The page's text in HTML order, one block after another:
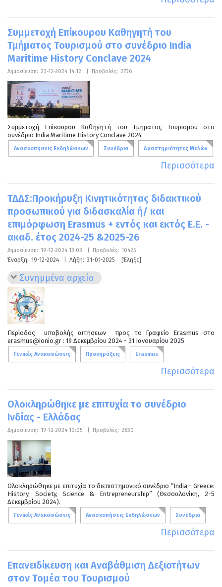
Συμμετοχή Επίκουρου Καθηγητή του
Τμήματος Τουρισμού στο συνέδριο India
Maritime History Conclave 2024
Δημοσίευση: 23-12-2024 14:12 Προβολές: 2736
Συμμετοχή Επίκουρου Καθηγητή του Τμήματος Τουρισμού στο
συνέδριο India Maritime History Conclave 2024
Ανασκοπήσεις Εκδηλώσεων Συνέδρια Δραστηριότητες Μελών
Περισσότερα
ΤΔΔΣ:Προκήρυξη Κινητικότητας διδακτικού
προσωπικού για διδασκαλία ή/ και
επιμόρφωση Erasmus + εντός και εκτός Ε.Ε. -
ακαδ. έτος 2024-25 &2025-26
Δημοσίευση: 19-12-2024 13:03 Προβολές: 10425
Έναρξη: 19-12-2024 Λήξη: 31-01-2025 [Έληξε]
Συνημμένα αρχεία
Περίοδος υποβολής αιτήσεων προς το Γραφείο Erasmus στο
erasmus@ionio.gr : 19 Δεκεμβρίου 2024 - 31 Ιανουαρίου 2025
Γενικές Ανακοινώσεις Προκηρύξεις Erasmus
Περισσότερα
Ολοκληρώθηκε με επιτυχία το συνέδριο
Ινδίας - Ελλάδας
Δημοσίευση: 19-12-2024 10:05 Προβολές: 2830
Ολοκληρώθηκε με επιτυχία το διεπιστημονικό συνέδριο “India - Greece:
History, Society, Science & Entrepreneurship” (Θεσσαλονίκη, 2-5
Δεκεμβρίου 2024).
Γενικές Ανακοινώσεις Ανασκοπήσεις Εκδηλώσεων Συνέδρια
Περισσότερα
Eπανειδίκευση και Αναβάθμιση Δεξιοτήτων
στον Τομέα του Τουρισμού